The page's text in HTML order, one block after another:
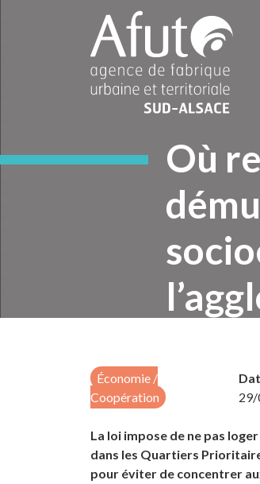
Où
Économie /
Coopération
La loi impose de ne pas
dans les Quartiers
pour éviter de concentrer